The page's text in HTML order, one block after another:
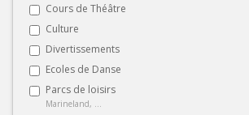
Cours de Théâtre
Culture
Divertissements
Ecoles de Danse
Parcs de loisirs
Marineland, ...